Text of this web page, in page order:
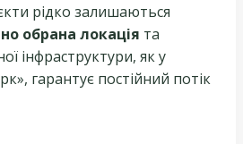
рідко залишаються
обрана локація та
інфраструктури, як у
гарантує постійний потік